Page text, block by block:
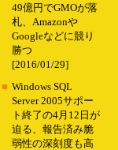
49億円でGMOが落
札、Amazonや
Googleなどに競り
勝つ
[2016/01/29]
■ Windows SQL
Server 2005サポー
ト終了の4月12日が
迫る、報告済み脆
弱性の深刻度も高